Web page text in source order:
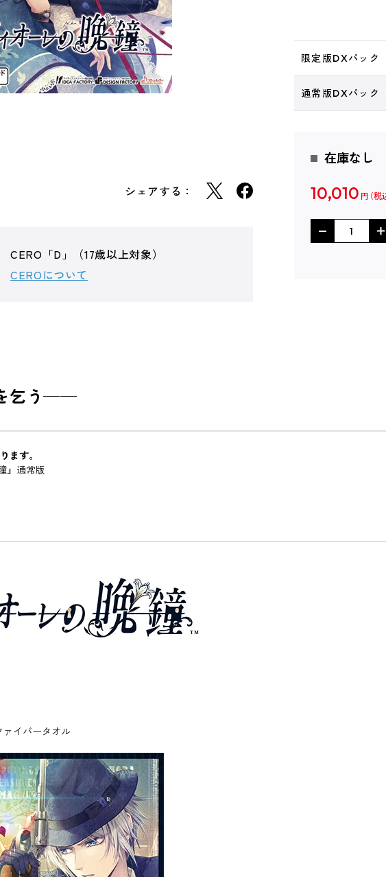
シェアする：
CERO「D」（17歳以上対象）
CEROについて
限定版DXパック
通常版DXパック
在庫なし
10,010 円
乞う──
ます。
』通常版
ァイバータオル